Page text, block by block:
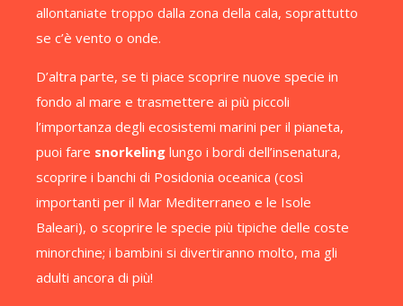
allontaniate troppo dalla zona della cala, soprattutto
se c’è vento o onde.
D’altra parte, se ti piace scoprire nuove specie in
fondo al mare e trasmettere ai più piccoli
l’importanza degli ecosistemi marini per il pianeta,
puoi fare snorkeling lungo i bordi dell’insenatura,
scoprire i banchi di Posidonia oceanica (così
importanti per il Mar Mediterraneo e le Isole
Baleari), o scoprire le specie più tipiche delle coste
minorchine; i bambini si divertiranno molto, ma gli
adulti ancora di più!